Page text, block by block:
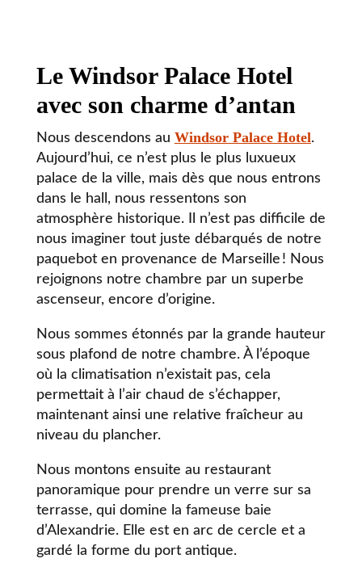
Le Windsor Palace Hotel
avec son charme d’antan
Nous descendons au Windsor Palace Hotel.
Aujourd’hui, ce n’est plus le plus luxueux
palace de la ville, mais dès que nous entrons
dans le hall, nous ressentons son
atmosphère historique. Il n’est pas difficile de
nous imaginer tout juste débarqués de notre
paquebot en provenance de Marseille ! Nous
rejoignons notre chambre par un superbe
ascenseur, encore d’origine.
Nous sommes étonnés par la grande hauteur
sous plafond de notre chambre. À l’époque
où la climatisation n’existait pas, cela
permettait à l’air chaud de s’échapper,
maintenant ainsi une relative fraîcheur au
niveau du plancher.
Nous montons ensuite au restaurant
panoramique pour prendre un verre sur sa
terrasse, qui domine la fameuse baie
d’Alexandrie. Elle est en arc de cercle et a
gardé la forme du port antique.